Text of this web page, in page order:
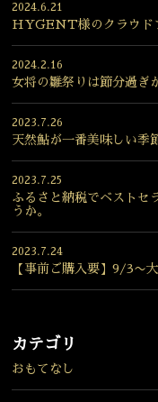
2024.6.21
HYGENT様のクラウド
2024.2.16
女将の雛祭りは節分過ぎ
2023.7.26
天然鮎が一番美味しい季
2023.7.25
ふるさと納税でベストセ
うか。
2023.7.24
【事前ご購入要】9/3〜
カテゴリ
おもてなし